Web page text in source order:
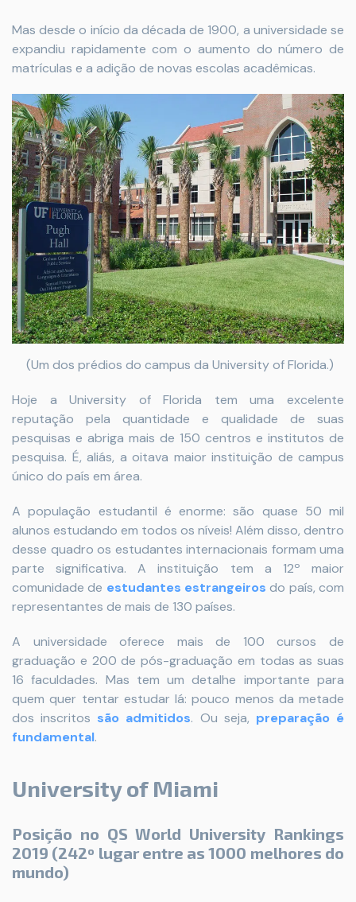
Mas desde o início da década de 1900, a universidade se
expandiu rapidamente com o aumento do número de
matrículas e a adição de novas escolas acadêmicas.
(Um dos prédios do campus da University of Florida.)
Hoje a University of Florida tem uma excelente
reputação pela quantidade e qualidade de suas
pesquisas e abriga mais de 150 centros e institutos de
pesquisa. É, aliás, a oitava maior instituição de campus
único do país em área.
A população estudantil é enorme: são quase 50 mil
alunos estudando em todos os níveis! Além disso, dentro
desse quadro os estudantes internacionais formam uma
parte significativa. A instituição tem a 12º maior
comunidade de estudantes estrangeiros do país, com
representantes de mais de 130 países.
A universidade oferece mais de 100 cursos de
graduação e 200 de pós-graduação em todas as suas
16 faculdades. Mas tem um detalhe importante para
quem quer tentar estudar lá: pouco menos da metade
dos inscritos são admitidos. Ou seja, preparação é
fundamental.
University of Miami
Posição no QS World University Rankings
2019 (242º lugar entre as 1000 melhores do
mundo)